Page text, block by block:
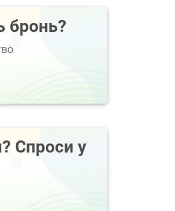
бронь?
Спроси у